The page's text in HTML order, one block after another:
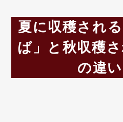
夏に収穫され
ば」と秋収穫
の違